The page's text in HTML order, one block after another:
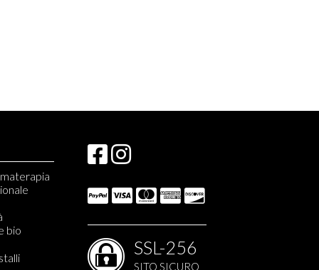
bio
SSL-256
SITO SICURO